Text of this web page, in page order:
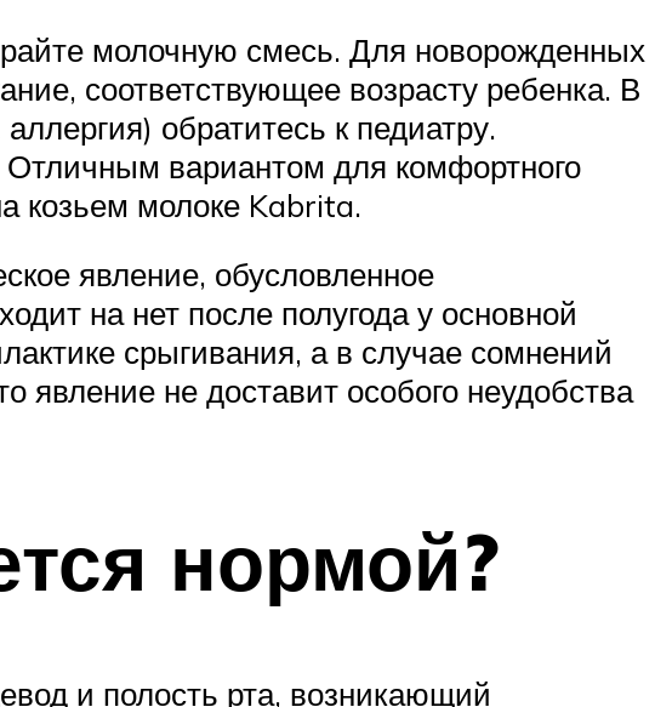
молочную смесь. Для новорожденных
соответствующее возрасту ребенка. В
обратитесь к педиатру.
Отличным вариантом для комфортного
козьем молоке Kabrita.
явление, обусловленное
на нет после полугода у основной
срыгивания, а в случае сомнений
явление не доставит особого неудобства
нормой?
и полость рта, возникающий